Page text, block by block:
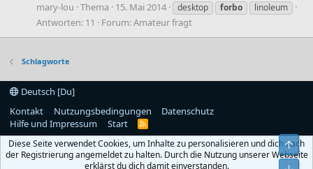
mary-lou Thema 15. Mai 2014 desktop forbo linoleum
Antworten: 11 Forum:Amateur fragt
Schlagworte
Deutsch [Du]
Kontakt
Nutzungsbedingungen
Datenschutz
Hilfe und Impressum
Start
R
S
Diese Seite verwendet Cookies, um Inhalte zu personalisieren und dich nach
der Registrierung angemeldet zu halten. Durch die Nutzung unserer Webseite
erklärst du dich damit einverstanden.